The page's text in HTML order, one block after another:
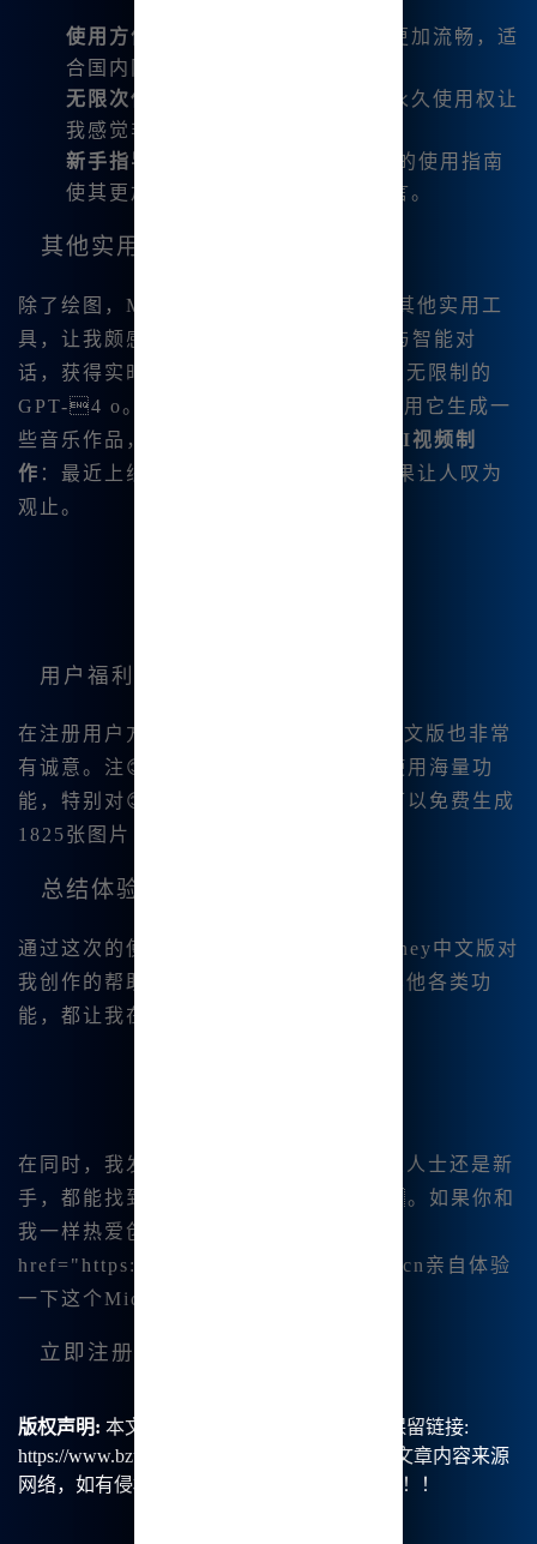
使用方便
：中文版的下载安装流程更加流畅，适
合国内网络环境。
无限次使用
：注册后，不限次数的永久使用权让
我感觉非常划算。
新手指导
：内置的MJ提词器与详细的使用指南
使其更加友好，尤其对新手用户而言。
其他实用功能
除了绘图，Midjour.ney中文版还集成了其他实用工
具，让我颇感惊喜： -
：我可以与智能对
话，获得实时反馈和帮助，甚至可以使用无限制的
GPT-4 o。 -
：我试着用它生成一
些音乐作品，音质很好，实用性强。 -
AI视频制
作 ：最近上线的Luma视频生成工具，效果让人叹为
观止。
用户福利
在注册用户方面，我感觉Midjourney中文版也非常
有诚意。注😊册即赠送积分，能够免费使用海量功
能，特别对😊新手尤其友好，一年内我可以免费生成
1825张图片！
总结体验
通过这次的使用，我深刻认识到Midjourney中文版对
我创作的帮助。无论是绘图能力，还是其他各类功
能，都让我在创作的路上大大加速。
在同时，我发现在这个平台上无论是专业人士还是新
手，都能找到适🔥合自己😊的创作方式。如果你和
我一样热爱创作，强烈建议你去<👍a
href="https://www.bzu.cn">www .bzu.cn亲自体验
一下这个Midjourney中文版的强大魅力!
立即注册，开始你的创作之旅！
版权声明: 本文由【B族智能】原创，转载请保留链接:
https://www.bzu.cn/news/show/8646.html，部分文章内容来源
网络，如有侵权请联系我们删除处理。谢谢！！！